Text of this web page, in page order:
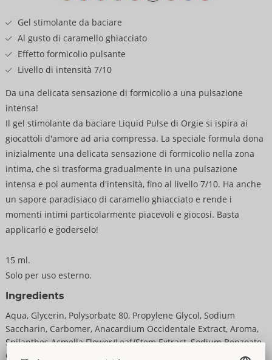
prodotto
Gel stimolante da baciare
Al gusto di caramello ghiacciato
Effetto formicolio pulsante
Livello di intensità 7/10
Da una delicata sensazione di formicolio a una pulsazione
intensa!
Il gel stimolante da baciare Liquid Pulse di Orgie si ispira ai
giocattoli d'amore ad aria compressa. La speciale formula dona
inizialmente una delicata sensazione di formicolio nella zona
intima, che si trasforma gradualmente in una pulsazione
intensa e poi aumenta d'intensità, fino al livello 7/10. Ha anche
un sapore paradisiaco di caramello ghiacciato e rende i
momenti intimi particolarmente piacevoli e giocosi. Basta
applicarlo e goderselo!
15 ml.
Solo per uso esterno.
Ingredients
Aqua, Glycerin, Polysorbate 80, Propylene Glycol, Sodium
Saccharin, Carbomer, Anacardium Occidentale Extract, Aroma,
Spilanthes Acmella Flower/Leaf/Stem Extract, Sodium Benzoate,
Capsicum Frutescens Fruit Extract, Aminomethyl Propanol,